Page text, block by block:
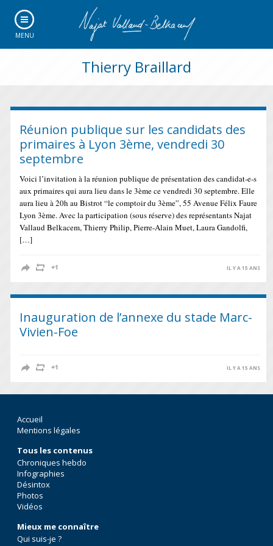
MENU
Thierry Braillard
Réunion publique sur les candidats des
primaires à Lyon 3ème, vendredi 30
septembre
Voici l’invitation à la réunion publique de présentation des candidat-e-s
aux primaires qui aura lieu dans le 3ème ce vendredi 30 septembre. Elle
aura lieu à 20h au Bistrot “le comptoir du 3ème”, 55 Avenue Félix Faure
Lyon 3ème. Avec la participation (sous réserve) des représentants Najat
Vallaud Belkacem, Thierry Philip, Pierre-Alain Muet, Laura Gandolfi,
[…]
IL Y A 15 ANS
Inauguration de l’annexe du stade Marc-
Vivien-Foe
IL Y A 15 ANS
Accueil
Mentions légales
Tous les contenus
Chroniques hebdo
Infographies
Désintox
Photos
Vidéos
Mieux me connaître
Qui suis-je ?